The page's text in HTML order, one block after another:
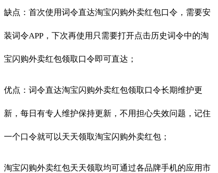
缺点：首次使用词令直达淘宝闪购外卖红包口令，需要安
装词令APP，下次再使用只需要打开点击历史词令中的淘
宝闪购外卖红包领取口令即可直达；
优点：词令直达淘宝闪购外卖红包领取口令长期维护更
新，每日有专人维护保持更新，不用担心失效问题，记住
一个口令就可以天天领取淘宝闪购外卖红包；
淘宝闪购外卖红包天天领取均可通过各品牌手机的应用市